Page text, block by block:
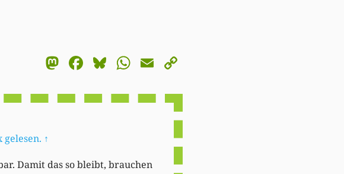
Mastodon
Facebook
Bluesky
WhatsApp
Email
↑
Damit das so bleibt, brauchen